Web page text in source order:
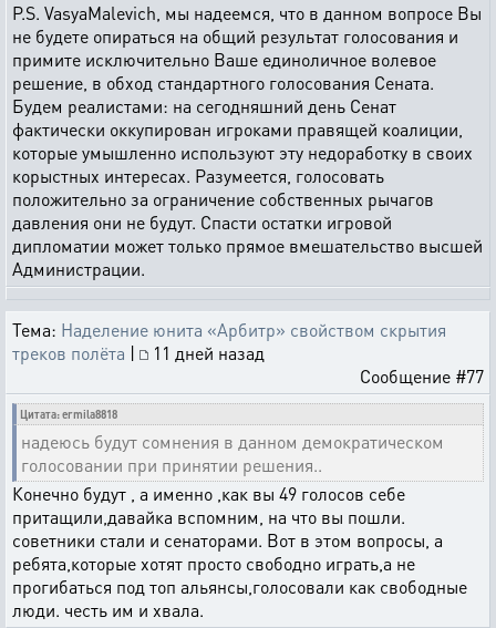
P.S. VasyaMalevich, мы надеемся, что в данном вопросе Вы
не будете опираться на общий результат голосования и
примите исключительно Ваше единоличное волевое
решение, в обход стандартного голосования Сената.
Будем реалистами: на сегодняшний день Сенат
фактически оккупирован игроками правящей коалиции,
которые умышленно используют эту недоработку в своих
корыстных интересах. Разумеется, голосовать
положительно за ограничение собственных рычагов
давления они не будут. Спасти остатки игровой
дипломатии может только прямое вмешательство высшей
Администрации.
Тема: Наделение юнита «Арбитр» свойством скрытия
треков полёта |
11 дней назад
Сообщение #77
Цитата: ermila8818
надеюсь будут сомнения в данном демократическом
голосовании при принятии решения..
Конечно будут , а именно ,как вы 49 голосов себе
притащили,давайка вспомним, на что вы пошли.
советники стали и сенаторами. Вот в этом вопросы, а
ребята,которые хотят просто свободно играть,а не
прогибаться под топ альянсы,голосовали как свободные
люди. честь им и хвала.